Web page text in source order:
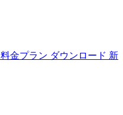
料金プラン ダウンロード 新